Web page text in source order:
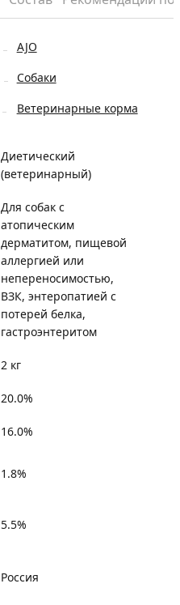
AJO
Собаки
Ветеринарные корма
Диетический
(ветеринарный)
Для собак с
атопическим
дерматитом, пищевой
аллергией или
непереносимостью,
ВЗК, энтеропатией с
потерей белка,
гастроэнтеритом
2 кг
20.0%
16.0%
1.8%
5.5%
Россия